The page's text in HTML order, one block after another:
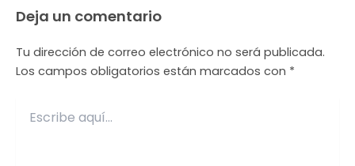
Deja un comentario
Tu dirección de correo electrónico no será publicada.
Los campos obligatorios están marcados con *
aquí...